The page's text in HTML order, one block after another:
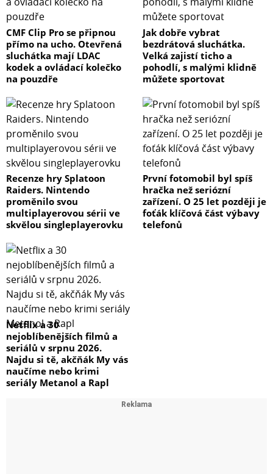
CMF Clip Pro se připnou
přímo na ucho. Otevřená
sluchátka mají LDAC
kodek a ovládací kolečko
na pouzdře
Jak dobře vybrat
bezdrátová sluchátka.
Velká zajistí ticho a
pohodlí, s malými klidně
můžete sportovat
Recenze hry Splatoon
Raiders. Nintendo
proměnilo svou
multiplayerovou sérii ve
skvělou singleplayerovku
První fotomobil byl spíš
hračka než seriózní
zařízení. O 25 let později je
foťák klíčová část výbavy
telefonů
Netflix a 30
nejoblíbenějších filmů a
seriálů v srpnu 2026.
Najdu si tě, akčňák My vás
naučíme nebo krimi
seriály Metanol a Rapl